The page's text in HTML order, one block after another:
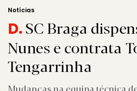
Notícias
D.SC Braga
Nunes e contrata
Tengarrinha
Mudanças na equipa técnica